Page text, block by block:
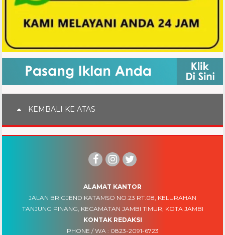
KEMBALI KE ATAS
ALAMAT KANTOR
JALAN BRIGJEND KATAMSO NO.23 RT.08, KELURAHAN
TANJUNG PINANG, KECAMATAN JAMBI TIMUR, KOTA JAMBI
KONTAK REDAKSI
PHONE / WA : 0823-2091-6723